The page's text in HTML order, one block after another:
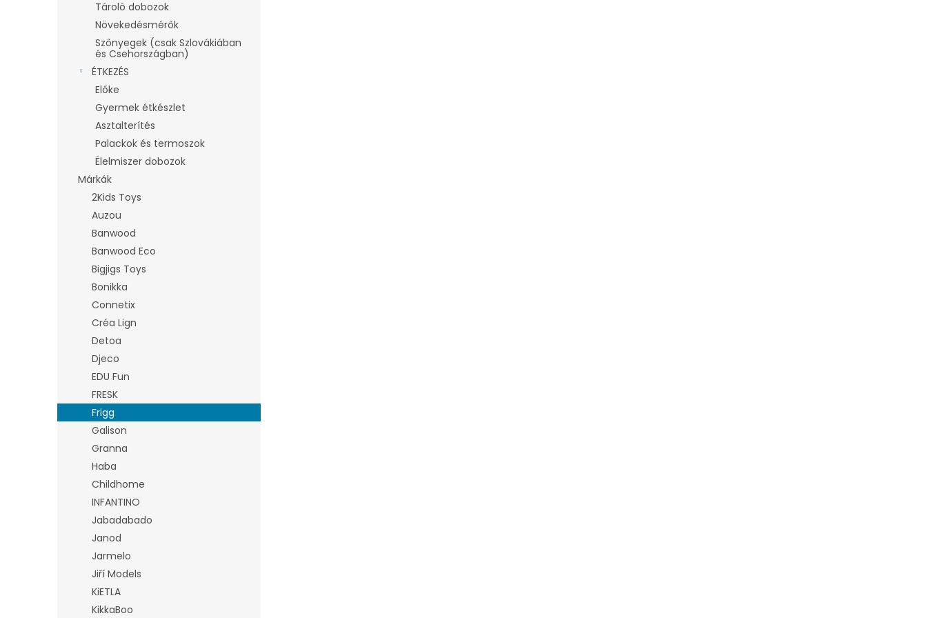
Tároló dobozok
Növekedésmérők
Szőnyegek (csak Szlovákiában
és Csehországban)
ÉTKEZÉS
Előke
Gyermek étkészlet
Asztalterítés
Palackok és termoszok
Élelmiszer dobozok
Márkák
2Kids Toys
Auzou
Banwood
Banwood Eco
Bigjigs Toys
Bonikka
Connetix
Créa Lign
Detoa
Djeco
EDU Fun
FRESK
Frigg
Galison
Granna
Haba
Childhome
INFANTINO
Jabadabado
Janod
Jarmelo
Jiří Models
KiETLA
KikkaBoo